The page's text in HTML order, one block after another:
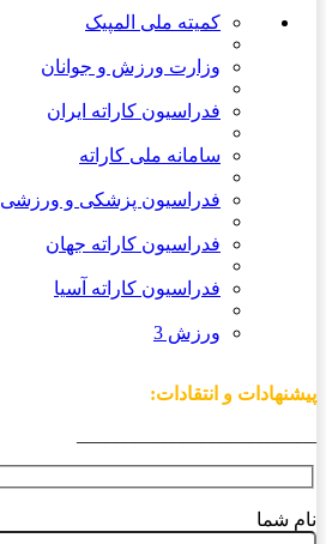
کمیته ملی المپیک
وزارت ورزش و جوانان
فدراسیون کاراته ایران
سامانه ملی کاراته
فدراسیون پزشکی و ورزشی
فدراسیون کاراته جهان
فدراسیون کاراته آسیا
ورزش 3
پیشنهادات و انتقادات:
نام شما